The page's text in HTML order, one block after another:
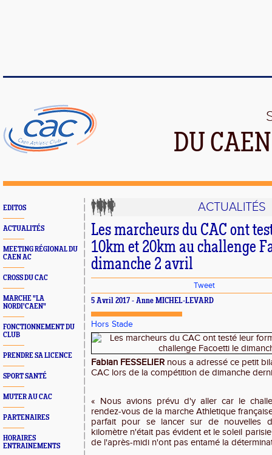
DU
EDITOS
ACTUALITÉS
MEETING RÉGIONAL DU
CAEN AC
CROSS DU CAC
MARCHE "LA
NORDI'CAEN"
FONCTIONNEMENT DU
CLUB
PRENDRE SA LICENCE
SPORT SANTÉ
MUTER AU CAC
PARTENAIRES
HORAIRES
ENTRAINEMENTS
ACTUALITÉS
Les marcheurs du CAC ont
10km et 20km au challenge
dimanche 2 avril
Tweet
5 Avril 2017 - Anne MICHEL-LEVARD
Hors Stade
Fabian FESSELIER nous a adressé ce petit
CAC lors de la compétition de dimanche
« Nous avions prévu d'y aller car le
rendez-vous de la marche Athletique
parfait pour se lancer sur de nouvelles
kilomètre n'était pas évident et le soleil
de l'après-midi n'ont pas entamé la